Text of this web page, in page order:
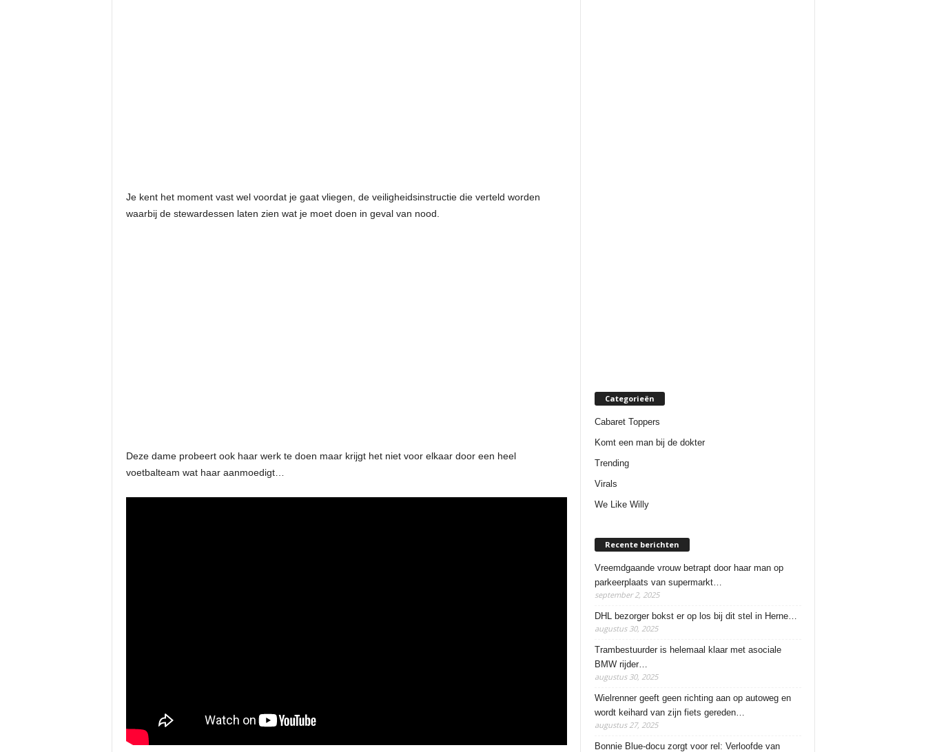
Je kent het moment vast wel voordat je gaat vliegen, de veiligheidsinstructie die verteld worden
waarbij de stewardessen laten zien wat je moet doen in geval van nood.
Deze dame probeert ook haar werk te doen maar krijgt het niet voor elkaar door een heel
voetbalteam wat haar aanmoedigt…
Categorieën
Cabaret Toppers
Komt een man bij de dokter
Trending
Virals
We Like Willy
Recente berichten
Vreemdgaande vrouw betrapt door haar man op
parkeerplaats van supermarkt…
september 2, 2025
DHL bezorger bokst er op los bij dit stel in Herne…
augustus 30, 2025
Trambestuurder is helemaal klaar met asociale
BMW rijder…
augustus 30, 2025
Wielrenner geeft geen richting aan op autoweg en
wordt keihard van zijn fiets gereden…
augustus 27, 2025
Bonnie Blue-docu zorgt voor rel: Verloofde van